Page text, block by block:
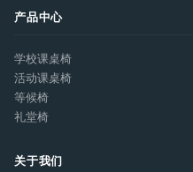
产品中心
学校课桌椅
活动课桌椅
等候椅
礼堂椅
关于我们